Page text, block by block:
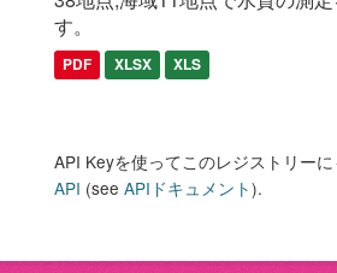
す。
PDF XLSX XLS
API Keyを使ってこのレジストリー
API (see APIドキュメント).